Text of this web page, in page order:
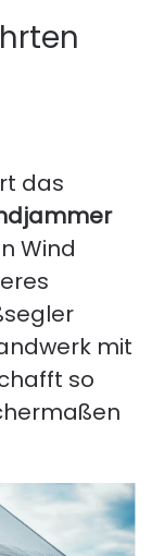
das
Wind
mit
so